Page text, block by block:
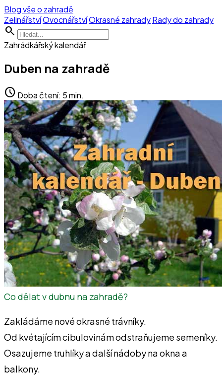
Blog vše o zahradě
ZelinářstvíOvocnářstvíOkrasné zahradyRady do zahrady
search
Zahrádkářský kalendář
Duben na zahradě
schedule Doba čtení: 5 min.
Co dělat v dubnu na zahradě?
Zakládáme nové okrasné trávníky.
Od kvétajícím cibulovinám odstraňujeme semeníky.
Osazujeme truhlíky a další nádoby na okna a
balkony.